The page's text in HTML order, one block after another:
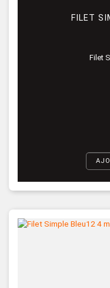
FILET
Filet